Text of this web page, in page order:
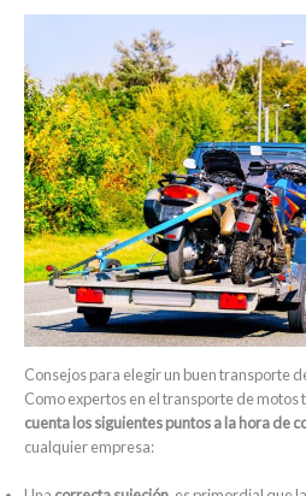
Consejos para elegir un buen transporte
Como expertos en el transporte de motos
cuenta los siguientes puntos a la hora de
cualquier empresa: